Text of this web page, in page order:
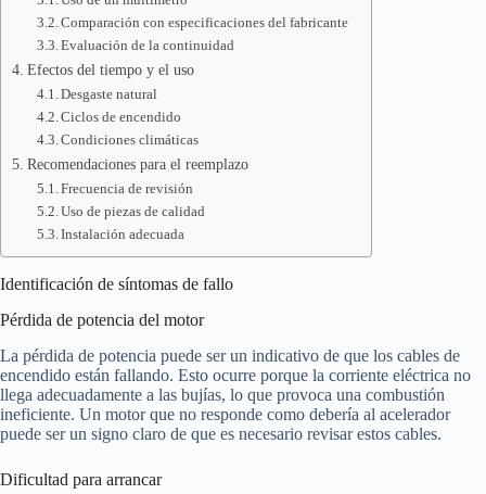
Comparación con especificaciones del fabricante
Evaluación de la continuidad
Efectos del tiempo y el uso
Desgaste natural
Ciclos de encendido
Condiciones climáticas
Recomendaciones para el reemplazo
Frecuencia de revisión
Uso de piezas de calidad
Instalación adecuada
Identificación de síntomas de fallo
Pérdida de potencia del motor
La pérdida de potencia puede ser un indicativo de que los cables de
encendido están fallando. Esto ocurre porque la corriente eléctrica no
llega adecuadamente a las bujías, lo que provoca una combustión
ineficiente. Un motor que no responde como debería al acelerador
puede ser un signo claro de que es necesario revisar estos cables.
Dificultad para arrancar